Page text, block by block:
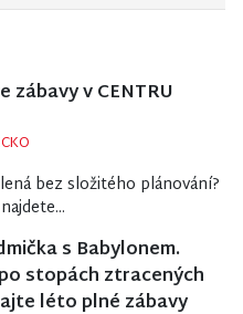
zábavy v CENTRU
bez složitého plánování?
s Babylonem.
stopách ztracených
léto plné zábavy